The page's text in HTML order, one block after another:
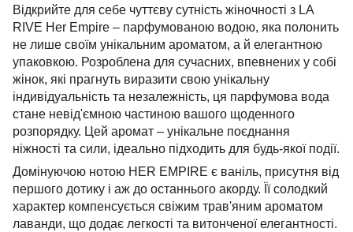
Відкрийте для себе чуттєву сутність жіночності з LA
RIVE Her Empire – парфумованою водою, яка полонить
не лише своїм унікальним ароматом, а й елегантною
упаковкою. Розроблена для сучасних, впевнених у собі
жінок, які прагнуть виразити свою унікальну
індивідуальність та незалежність, ця парфумова вода
стане невід'ємною частиною вашого щоденного
розпорядку. Цей аромат – унікальне поєднання
ніжності та сили, ідеально підходить для будь-якої події.
Домінуючою нотою HER EMPIRE є ваніль, присутня від
першого дотику і аж до останнього акорду. Її солодкий
характер компенсується свіжим трав'яним ароматом
лаванди, що додає легкості та витонченої елегантності.